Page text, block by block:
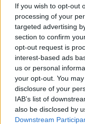
If you wish to opt-out
processing of your
targeted advertising
section to confirm
opt-out request is
interest-based ads
us or personal
your opt-out. You
disclosure of your
IAB’s list of
also be disclosed by
Downstream
společnosti EVC
Superb a začaly se
prodané kusy), Tesla
model S (3
MicroWett (2 kusy). V
prodej elektromobilů
které využívají
generace
Pokles ceny
akumulátorů a
méně majetným
náklady při